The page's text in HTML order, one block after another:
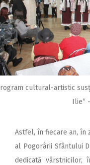
cultural-artistic
Ilie“
Astfel, în fiecare an, în
al Pogorârii Sfântului
dedicată vârstnicilor,